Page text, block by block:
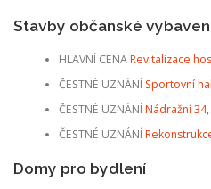
PŘEDCHOZÍ ROČNÍKY
Stavby občanské
HLAVNÍ CENARevitalizace
ČESTNÉ UZNÁNÍ Sportovní
ČESTNÉ UZNÁNÍ Nádražní
ČESTNÉ UZNÁNÍ
Domy pro bydlení